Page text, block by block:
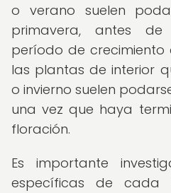
o verano suelen
primavera, antes
período de crecimiento
las plantas de interior
o invierno suelen
una vez que haya
floración.
Es importante
específicas de